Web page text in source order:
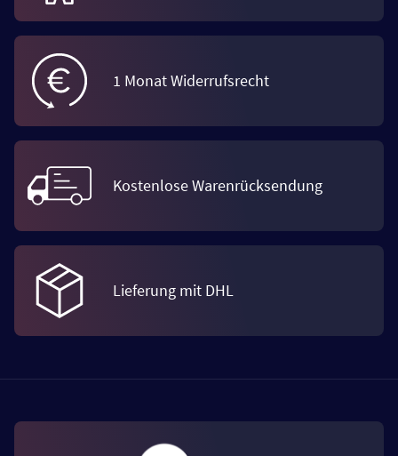
1 Monat Widerrufsrecht
Kostenlose Warenrücksendung
Lieferung mit DHL